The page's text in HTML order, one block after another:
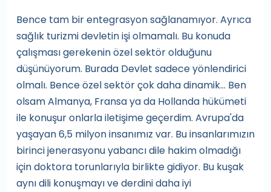
Bence tam bir entegrasyon sağlanamıyor. Ayrıca
sağlık turizmi devletin işi olmamalı. Bu konuda
çalışması gerekenin özel sektör olduğunu
düşünüyorum. Burada Devlet sadece yönlendirici
olmalı. Bence özel sektör çok daha dinamik… Ben
olsam Almanya, Fransa ya da Hollanda hükümeti
ile konuşur onlarla iletişime geçerdim. Avrupa'da
yaşayan 6,5 milyon insanımız var. Bu insanlarımızın
birinci jenerasyonu yabancı dile hakim olmadığı
için doktora torunlarıyla birlikte gidiyor. Bu kuşak
aynı dili konuşmayı ve derdini daha iyi